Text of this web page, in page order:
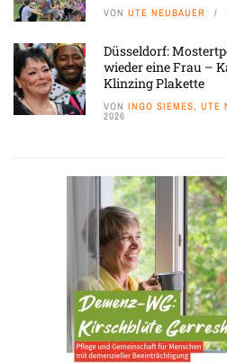
VON UTE NEUBAUER
Düsseldorf:
wieder eine Frau –
Klinzing Plakette
VON INGO SIEMES, UTE
2026